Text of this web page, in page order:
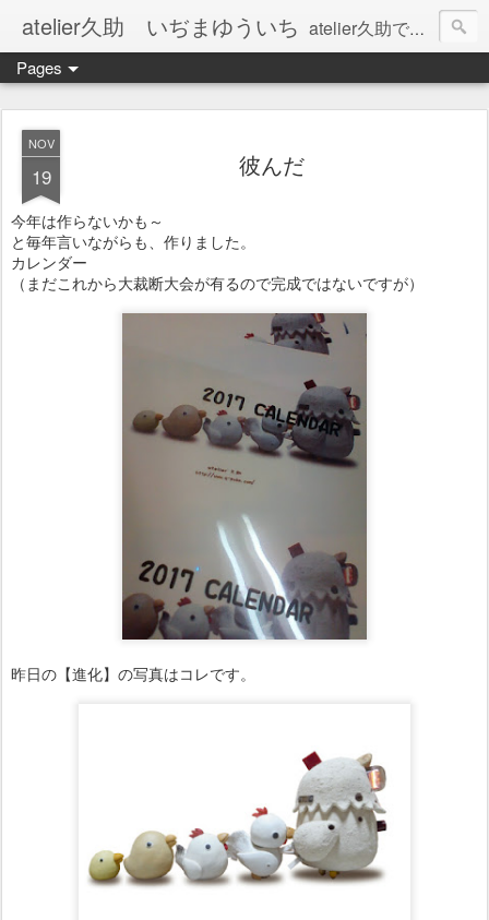
atelier久助 いぢまゆういち atelier久助では土と火から暖かなモノたちを生み出しています。 ご覧になられた方が和んで頂ければ幸いです。
Pages
NOV
19 彼んだ
今年は作らないかも～
と毎年言いながらも、作りました。
カレンダー
（まだこれから大裁断大会が有るので完成ではないですが）
昨日の【進化】の写真はコレです。